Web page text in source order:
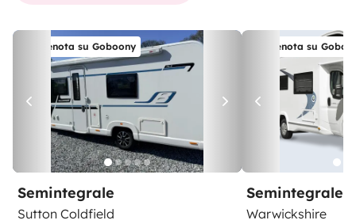
Prenota su Goboony
Semintegrale
Sutton Coldfield
Prenota su
Semintegrale
Warwickshire